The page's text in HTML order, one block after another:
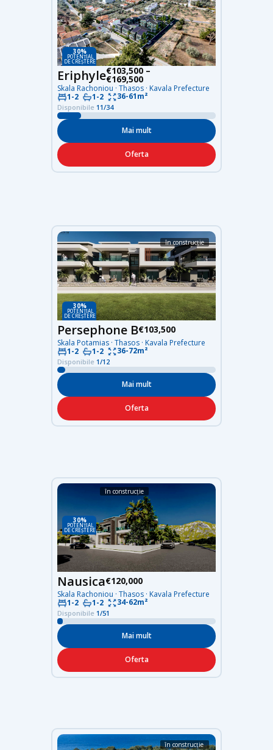
30%
DE CREȘTERE
POTENȚIAL
Eriphyle€103,500 –
€169,500
Skala Rachoniou · Thasos · Kavala Prefecture
1-2
1-2 36-61m²
Disponibile 11/34
Mai mult
Oferta
30%
DE CREȘTERE
POTENȚIAL
în construcție
Nausica€120,000
Skala Rachoniou · Thasos · Kavala Prefecture
1-2
1-2 34-62m²
Disponibile 1/51
Mai mult
Oferta
30%
DE CREȘTERE
POTENȚIAL
în construcție
Persephone B€103,500
Skala Potamias · Thasos · Kavala Prefecture
1-2
1-2 36-72m²
Disponibile 1/12
Mai mult
Oferta
în construcție